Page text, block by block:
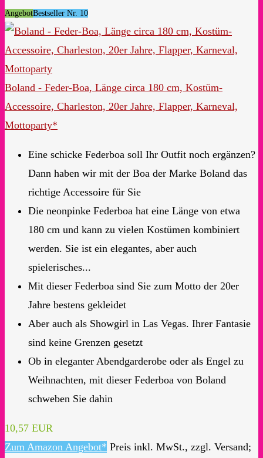
AngebotBestseller Nr. 10
Boland - Feder-Boa, Länge circa 180 cm, Kostüm-
Accessoire, Charleston, 20er Jahre, Flapper, Karneval,
Mottoparty*
Eine schicke Federboa soll Ihr Outfit noch ergänzen?
Dann haben wir mit der Boa der Marke Boland das
richtige Accessoire für Sie
Die neonpinke Federboa hat eine Länge von etwa
180 cm und kann zu vielen Kostümen kombiniert
werden. Sie ist ein elegantes, aber auch
spielerisches...
Mit dieser Federboa sind Sie zum Motto der 20er
Jahre bestens gekleidet
Aber auch als Showgirl in Las Vegas. Ihrer Fantasie
sind keine Grenzen gesetzt
Ob in eleganter Abendgarderobe oder als Engel zu
Weihnachten, mit dieser Federboa von Boland
schweben Sie dahin
10,57 EUR
Zum Amazon Angebot* Preis inkl. MwSt., zzgl. Versand;